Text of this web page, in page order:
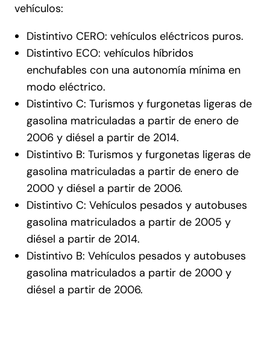
vehículos:
Distintivo CERO: vehículos eléctricos puros.
Distintivo ECO: vehículos híbridos
enchufables con una autonomía mínima en
modo eléctrico.
Distintivo C: Turismos y furgonetas ligeras de
gasolina matriculadas a partir de enero de
2006 y diésel a partir de 2014.
Distintivo B: Turismos y furgonetas ligeras de
gasolina matriculadas a partir de enero de
2000 y diésel a partir de 2006.
Distintivo C: Vehículos pesados y autobuses
gasolina matriculados a partir de 2005 y
diésel a partir de 2014.
Distintivo B: Vehículos pesados y autobuses
gasolina matriculados a partir de 2000 y
diésel a partir de 2006.